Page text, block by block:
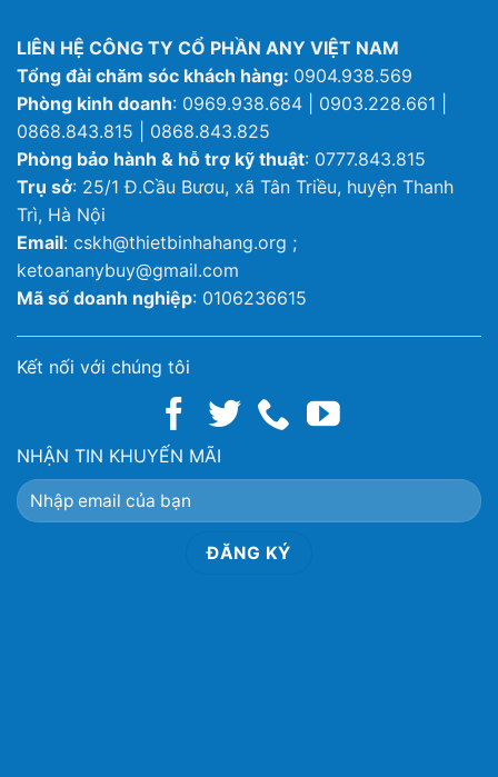
LIÊN HỆ CÔNG TY CỔ PHẦN ANY VIỆT NAM
Tổng đài chăm sóc khách hàng: 0904.938.569
Phòng kinh doanh: 0969.938.684 | 0903.228.661 |
0868.843.815 | 0868.843.825
Phòng bảo hành & hỗ trợ kỹ thuật: 0777.843.815
Trụ sở: 25/1 Đ.Cầu Bươu, xã Tân Triều, huyện Thanh
Trì, Hà Nội
Email: cskh@thietbinhahang.org ;
ketoananybuy@gmail.com
Mã số doanh nghiệp: 0106236615
Kết nối với chúng tôi
NHẬN TIN KHUYẾN MÃI